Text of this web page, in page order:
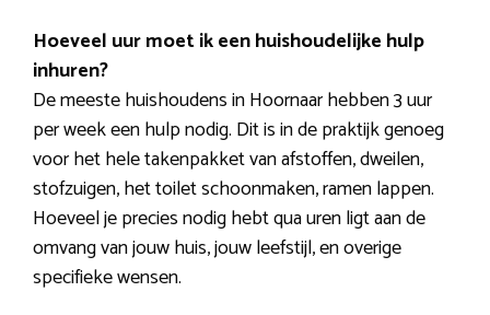
Hoeveel uur moet ik een huishoudelijke hulp
inhuren?
De meeste huishoudens in Hoornaar hebben 3 uur
per week een hulp nodig. Dit is in de praktijk genoeg
voor het hele takenpakket van afstoffen, dweilen,
stofzuigen, het toilet schoonmaken, ramen lappen.
Hoeveel je precies nodig hebt qua uren ligt aan de
omvang van jouw huis, jouw leefstijl, en overige
specifieke wensen.